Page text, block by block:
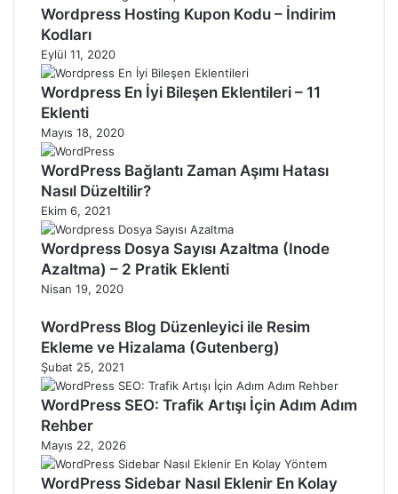
Wordpress Hosting Kupon Kodu – İndirim
Kodları
Eylül 11, 2020
Wordpress En İyi Bileşen Eklentileri – 11
Eklenti
Mayıs 18, 2020
WordPress Bağlantı Zaman Aşımı Hatası
Nasıl Düzeltilir?
Ekim 6, 2021
Wordpress Dosya Sayısı Azaltma (Inode
Azaltma) – 2 Pratik Eklenti
Nisan 19, 2020
WordPress Blog Düzenleyici ile Resim
Ekleme ve Hizalama (Gutenberg)
Şubat 25, 2021
WordPress SEO: Trafik Artışı İçin Adım Adım
Rehber
Mayıs 22, 2026
WordPress Sidebar Nasıl Eklenir En Kolay